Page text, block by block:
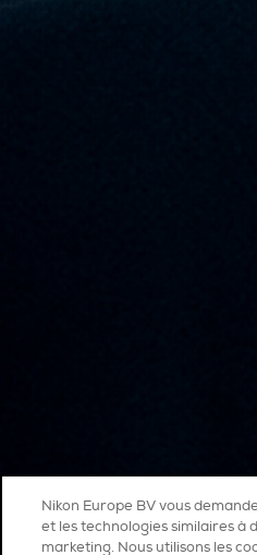
Nikon Europe BV vous
et les technologies similaires à
marketing. Nous utilisons les